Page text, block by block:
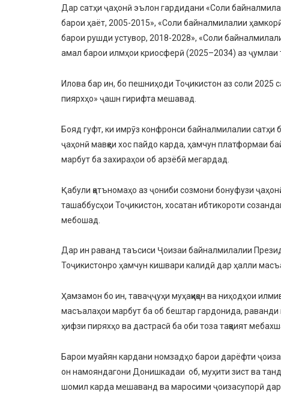
Дар сатҳи ҷаҳонӣ эълон гардидани «Соли
барои ҳаёт, 2005-2015», «Соли байналмилалии
барои рушди устувор, 2018-2028», «Соли
амал барои илмҳои криосферӣ (2025–2034) аз
Илова бар ин, бо пешниҳоди Тоҷикистон аз соли 2025
пиярхҳо» ҷашн гирифта мешавад.
Бояд гуфт, ки имрӯз конфронси байналмилалии
ҷаҳонӣ мавқеи хос пайдо карда, ҳамчун платформаи
марбут ба захираҳои об арзёбӣ мегардад.
Қабули қатъномаҳо аз ҷониби созмони бонуфузи
ташаббусҳои Тоҷикистон, хосатан ибтикороти
мебошад.
Дар ин раванд таъсиси Ҷоизаи байналмилалии
Тоҷикистонро ҳамчун кишвари калидӣ дар ҳалли
Ҳамзамон бо ин, таваҷҷуҳи муҳаққиқон ва ниҳодҳои
масъалаҳои марбут ба об бештар гардонида,
ҳифзи пиряхҳо ва дастрасӣ ба оби тоза тақвият
Барои муайян кардани номзадҳо барои дарёфти
он намояндагони Донишкадаи об, муҳити зист ва
шомил карда мешаванд ва маросими ҷоизасупорӣ